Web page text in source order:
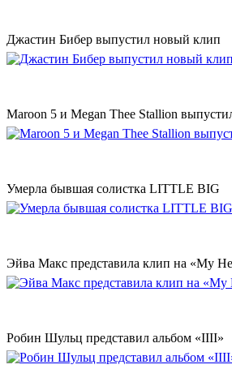
Джастин Бибер выпустил новый клип
Maroon 5 и Megan Thee Stallion
Умерла бывшая солистка LITTLE BIG
Эйва Макс представила клип на «My
Робин Шульц представил альбом «IIII»